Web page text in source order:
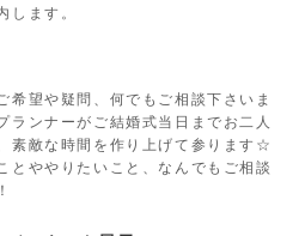
します。
希望や疑問、何でもご相談下さいま
ランナーがご結婚式当日までお二人
素敵な時間を作り上げて参ります☆
とややりたいこと、なんでもご相談